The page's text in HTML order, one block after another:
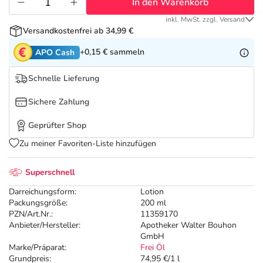
Tierapotheke
Vitamine & Mineralstoffe
Marken
Salus Deals
Superschnell
Darreichungsform:
Lotion
Packungsgröße:
200 ml
PZN/Art.Nr.:
11359170
Anbieter/Hersteller:
Apotheker Walter Bouhon
GmbH
Marke/Präparat:
Frei Öl
Grundpreis:
74,95 €/1 l
inkl. MwSt. zzgl. Versand
Versandkostenfrei ab 34,99 €
APO Cash +0,15 € sammeln
Schnelle Lieferung
Sichere Zahlung
Geprüfter Shop
Zu meiner Favoriten-Liste hinzufügen